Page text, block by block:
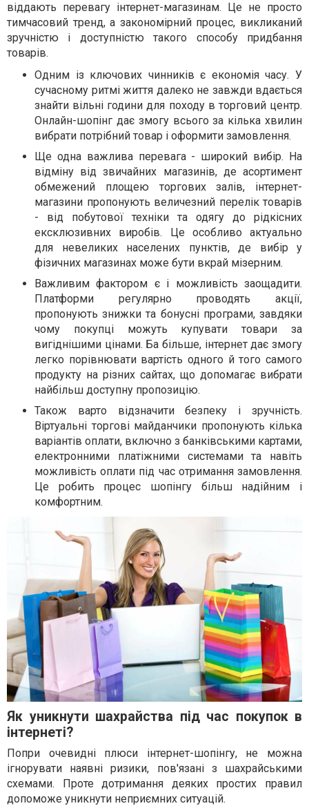
віддають перевагу інтернет-магазинам. Це не просто
тимчасовий тренд, а закономірний процес, викликаний
зручністю і доступністю такого способу придбання
товарів.
Одним із ключових чинників є економія часу. У
сучасному ритмі життя далеко не завжди вдається
знайти вільні години для походу в торговий центр.
Онлайн-шопінг дає змогу всього за кілька хвилин
вибрати потрібний товар і оформити замовлення.
Ще одна важлива перевага - широкий вибір. На
відміну від звичайних магазинів, де асортимент
обмежений площею торгових залів, інтернет-
магазини пропонують величезний перелік товарів
- від побутової техніки та одягу до рідкісних
ексклюзивних виробів. Це особливо актуально
для невеликих населених пунктів, де вибір у
фізичних магазинах може бути вкрай мізерним.
Важливим фактором є і можливість заощадити.
Платформи регулярно проводять акції,
пропонують знижки та бонусні програми, завдяки
чому покупці можуть купувати товари за
вигіднішими цінами. Ба більше, інтернет дає змогу
легко порівнювати вартість одного й того самого
продукту на різних сайтах, що допомагає вибрати
найбільш доступну пропозицію.
Також варто відзначити безпеку і зручність.
Віртуальні торгові майданчики пропонують кілька
варіантів оплати, включно з банківськими картами,
електронними платіжними системами та навіть
можливість оплати під час отримання замовлення.
Це робить процес шопінгу більш надійним і
комфортним.
Як уникнути шахрайства під час покупок в
інтернеті?
Попри очевидні плюси інтернет-шопінгу, не можна
ігнорувати наявні ризики, пов'язані з шахрайськими
схемами. Проте дотримання деяких простих правил
допоможе уникнути неприємних ситуацій.